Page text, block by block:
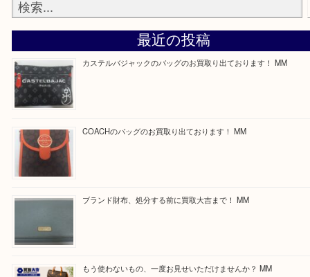
最後に当店では現在正社員を募集しておりますのでご興味ある方は
問合せください！
求人要項はここをクリック
Facebook
Twitter
カステルバジャックのバッグのお買取り出ております！ MM